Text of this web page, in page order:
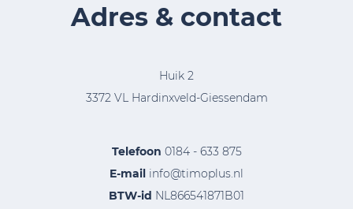
Adres & contact
Huik 2
3372 VL Hardinxveld-Giessendam
Telefoon 0184 - 633 875
E-mail info@timoplus.nl
BTW-id NL866541871B01